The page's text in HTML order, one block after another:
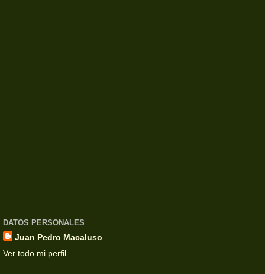
DATOS PERSONALES
Juan Pedro Macaluso
Ver todo mi perfil